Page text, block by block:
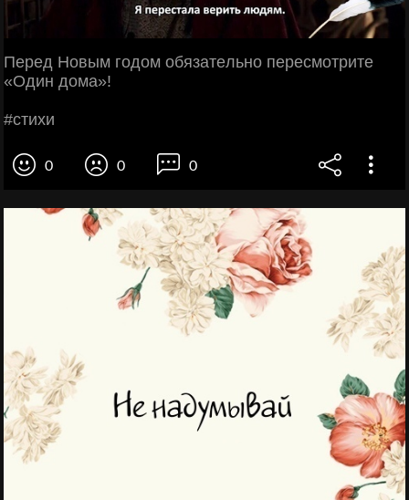
Πepeд Ηoвым гoдoм oбязaтeльнo пepecмoтpитe
«Один дoмa»!
#cтихи
0 0 0